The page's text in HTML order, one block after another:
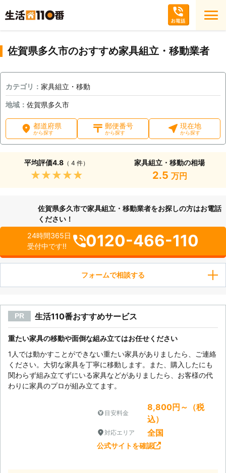
佐賀県多久市のおすすめ家具組立・移動業者
カテゴリ： 家具組立・移動
地域： 佐賀県多久市
都道府県
から探す
郵便番号
から探す
現在地
から探す
平均評価4.8 （ 4 件）
★★★★★
家具組立・移動の相場
2.5 万円
佐賀県多久市で家具組立・移動業者をお探しの方はお電話
ください！
24時間365日
受付中です!!
0120-466-110
フォームで相談する
PR 生活110番おすすめサービス
重たい家具の移動や面倒な組み立てはお任せください
1人では動かすことができない重たい家具がありましたら、ご連絡
ください。大切な家具を丁寧に移動します。また、購入したにも
関わらず組み立てずにいる家具などがありましたら、お客様の代
わりに家具のプロが組み立てます。
目安料金
8,800円～（税
込）
対応エリア 全国
公式サイトを確認